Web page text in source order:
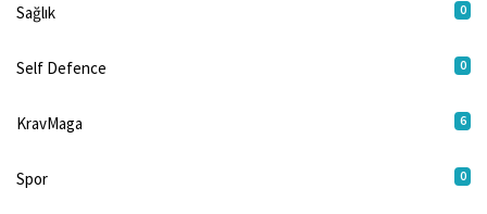
Sağlık 0
Self Defence 0
KravMaga 6
Spor 0